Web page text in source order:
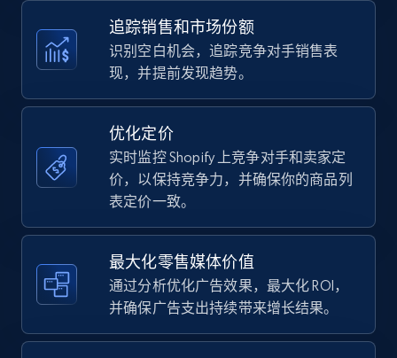
Amazon Reviews
URL, Product name, Product rating, Product
rating object, Product rating max, Rating,
Author name, Asin, and more.
7.4K+ 870+
Walmart - products
URL, Final price, Sku, Currency, Gtin,
more.
追踪销售和市场份额
识别空白机会，追踪竞争对手销售表
现，并提前发现趋势。
优化定价
实时监控 Shopify 上竞争对手和卖家定
价，以保持竞争力，并确保你的商品列
表定价一致。
最大化零售媒体价值
通过分析优化广告效果，最大化 ROI，
并确保广告支出持续带来增长结果。